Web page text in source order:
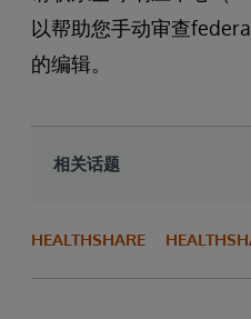
以帮助您手动审查
的编辑。
相关话题
HEALTHSHARE